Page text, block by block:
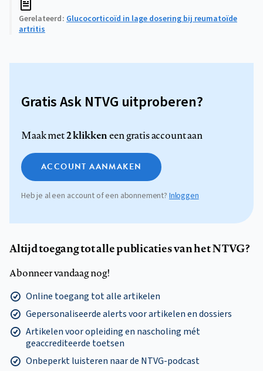
Gerelateerd Glucocorticoïd in lage dosering bij reumatoïde
artritis
Gratis Ask NTVG uitproberen?
Maak met2 klikkeneen gratis account aan
ACCOUNT AANMAKEN
Heb je al een account of een abonnement? Inloggen
Altijd toegang tot alle publicaties van het NTVG?
Abonneer vandaag nog!
Online toegang tot alle artikelen
Gepersonaliseerde alerts voor artikelen en dossiers
Artikelen voor opleiding en nascholing mét
geaccrediteerde toetsen
Onbeperkt luisteren naar de NTVG-podcast